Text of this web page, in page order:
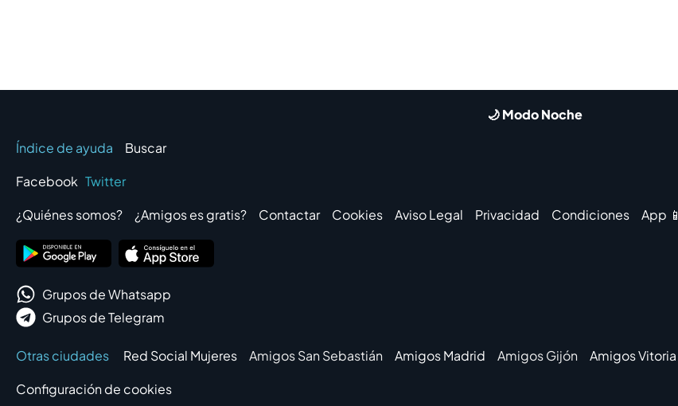
🌙 Modo Noche
Índice de ayuda
Buscar
Facebook Twitter
¿Quiénes somos?
¿Amigos es gratis? Contactar Cookies Aviso Legal Privacidad Condiciones App 📱
Grupos de Whatsapp
Grupos de Telegram
Otras ciudades Red Social Mujeres Amigos San Sebastián Amigos Madrid Amigos Gijón Amigos Vitoria
Configuración de cookies